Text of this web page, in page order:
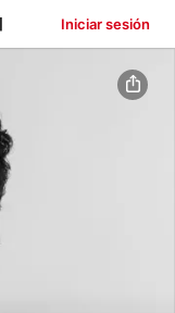
Iniciar sesión